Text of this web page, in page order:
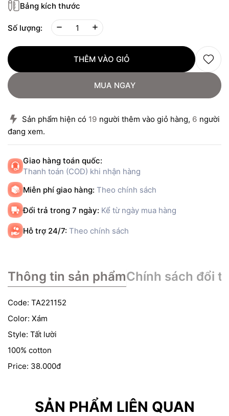
Bảng kích thước
Số lượng:
THÊM VÀO GIỎ
MUA NGAY
Sản phẩm hiện có 19 người thêm vào giỏ hàng, 6 người
đang xem.
Giao hàng toán quốc:
Thanh toán (COD) khi nhận hàng
Miễn phí giao hàng: Theo chính sách
Đổi trả trong 7 ngày: Kể từ ngày mua hàng
Hỗ trợ 24/7: Theo chính sách
Thông tin sản phẩmChính sách đổi
Code: TA221152
Color: Xám
Style: Tất lười
100% cotton
Price: 38.000đ
SẢN PHẨM LIÊN QUAN